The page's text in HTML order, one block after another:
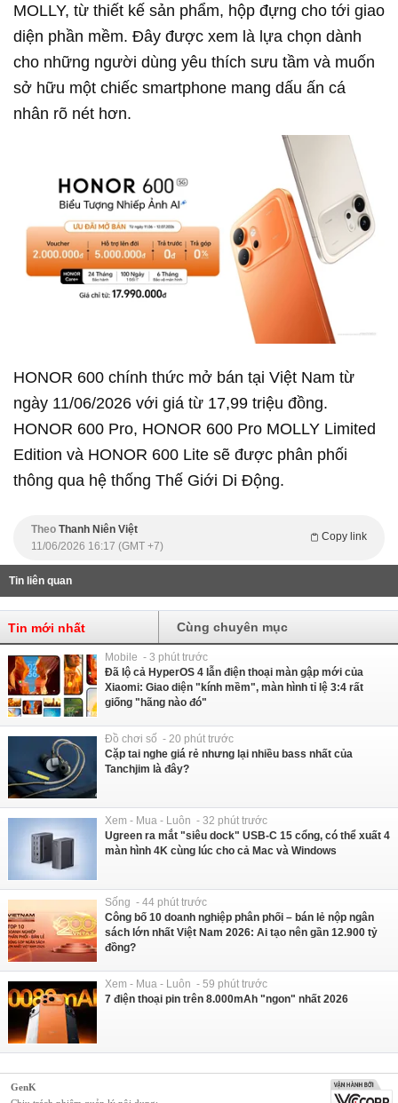
MOLLY, từ thiết kế sản phẩm, hộp đựng cho tới giao
diện phần mềm. Đây được xem là lựa chọn dành
cho những người dùng yêu thích sưu tầm và muốn
sở hữu một chiếc smartphone mang dấu ấn cá
nhân rõ nét hơn.
HONOR 600 chính thức mở bán tại Việt Nam từ
ngày 11/06/2026 với giá từ 17,99 triệu đồng.
HONOR 600 Pro, HONOR 600 Pro MOLLY Limited
Edition và HONOR 600 Lite sẽ được phân phối
thông qua hệ thống Thế Giới Di Động.
Theo Thanh Niên Việt
Copy link
11/06/2026 16:17 (GMT +7)
Tin liên quan
Tin mới nhất Cùng chuyên mục
Mobile - 3 phút trước
Đã lộ cả HyperOS 4 lẫn điện thoại màn gập mới của
Xiaomi: Giao diện "kính mềm", màn hình tỉ lệ 3:4 rất
giống "hãng nào đó"
Đồ chơi số - 20 phút trước
Cặp tai nghe giá rẻ nhưng lại nhiều bass nhất của
Tanchjim là đây?
Xem - Mua - Luôn - 32 phút trước
Ugreen ra mắt "siêu dock" USB-C 15 cổng, có thể xuất 4
màn hình 4K cùng lúc cho cả Mac và Windows
Sống - 44 phút trước
Công bố 10 doanh nghiệp phân phối – bán lẻ nộp ngân
sách lớn nhất Việt Nam 2026: Ai tạo nên gần 12.900 tỷ
đồng?
Xem - Mua - Luôn - 59 phút trước
7 điện thoại pin trên 8.000mAh "ngon" nhất 2026
GenK